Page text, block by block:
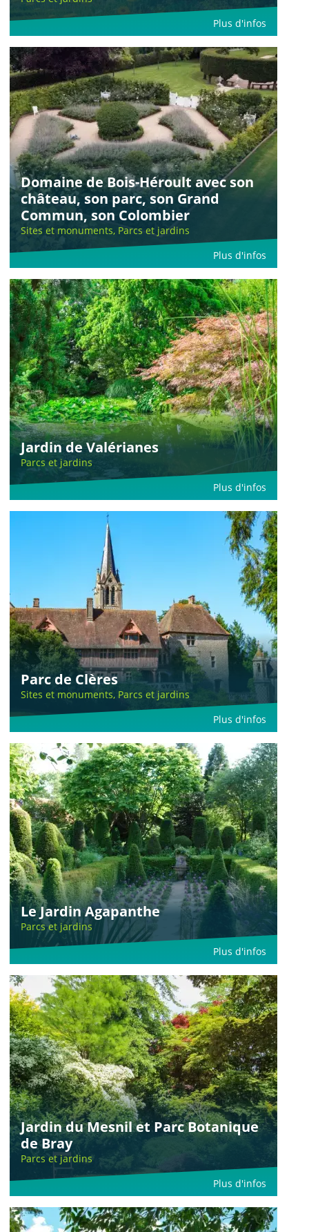
Plus d'infos
Domaine de Bois-Héroult avec son
château, son parc, son Grand
Commun, son Colombier
Sites et monuments, Parcs et jardins
Plus d'infos
Jardin de Valérianes
Parcs et jardins
Plus d'infos
Parc de Clères
Sites et monuments, Parcs et jardins
Plus d'infos
Le Jardin Agapanthe
Parcs et jardins
Plus d'infos
Jardin du Mesnil et Parc Botanique
de Bray
Parcs et jardins
Plus d'infos